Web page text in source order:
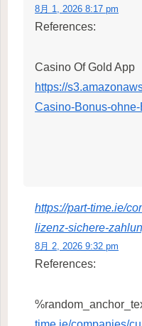
8月 1, 2026 8:17 pm
References:
Casino Of Gold App
https://
Casino-Bonus-
https://part-time.ie/
lizenz-sichere-
8月 2, 2026 9:32 pm
References: